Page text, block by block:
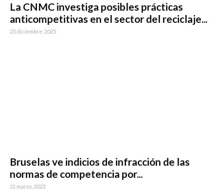
La CNMC investiga posibles prácticas
anticompetitivas en el sector del reciclaje...
23 diciembre, 2025
Bruselas ve indicios de infracción de las
normas de competencia por...
21 marzo, 2023